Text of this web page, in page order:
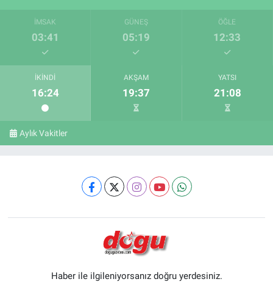
İMSAK
03:41
GÜNEŞ
05:19
ÖĞLE
12:33
İKINDI
16:24
AKŞAM
19:37
YATSI
21:08
Aylık Vakitler
Haber ile ilgileniyorsanız doğru yerdesiniz.